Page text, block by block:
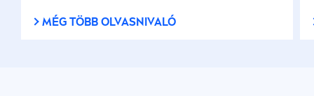
MÉG TÖBB OLVASNIVALÓ